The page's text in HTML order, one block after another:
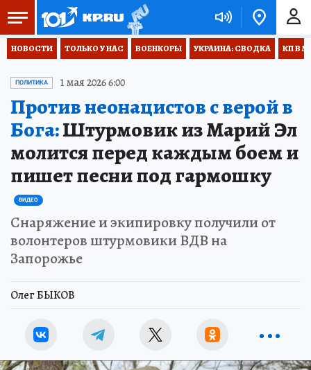
НОВОСТИ ТОЛЬКО У НАС ВОЕНКОРЫ УКРАИНА: СВОДКА КП В
ПОЛИТИКА 1 мая 2026 6:00
Против неонацистов с верой в
Бога:Штурмовик из Марий Эл
молится перед каждым боем и
пишет песни под гармошку
ВИДЕО
Снаряжение и экипировку получили от
волонтеров штурмовики ВДВ на
Запорожье
Олег БЫКОВ